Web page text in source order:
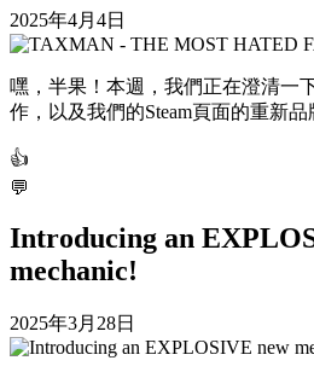
2025年4月4日
嘿，半果！本週，我們正在澄清一
作，以及我們的Steam頁面的重新
👍
💬
Introducing an
mechanic!
2025年3月28日